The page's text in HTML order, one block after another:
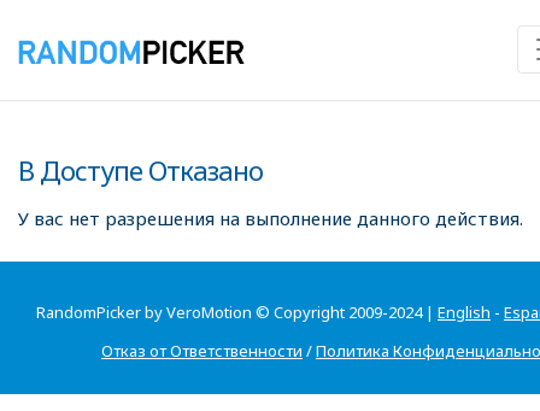
В Доступе Отказано
У вас нет разрешения на выполнение данного действия.
RandomPicker by VeroMotion © Copyright 2009-2024 | English -
Отказ от Ответственности /Политика